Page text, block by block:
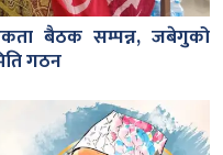
बैठक सम्पन्न, जबेगुको
गठन